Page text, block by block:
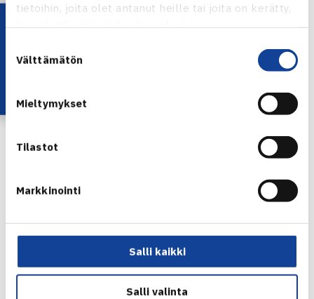
tietoihin, joita olet antanut heille tai joita on kerätty,
kun olet käyttänyt heidän palvelujaan.
valinta
Välttämätön
Mieltymykset
Tilastot
Markkinointi
Salli kaikki
Salli valinta
Porsche Junior Team Finlandin junioreita on pelaamassa
Liettuan 5. kategorian ITF-turnauksessa ja Latvian 3.
kategorian Tennis Europe -turnauksessa. Liettuassa
kaksinpelin pääsarjoissa ovat
Roni Hietaranta
HartmanjaPeppi Ramstedt. Latviassa on kisaamassa
Lataa OmaTennis!